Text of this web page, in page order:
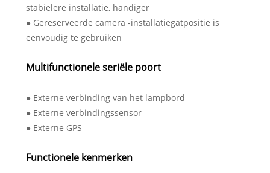
stabielere installatie, handiger
● Gereserveerde camera -installatiegatpositie is
eenvoudig te gebruiken
Multifunctionele seriële poort
● Externe verbinding van het lampbord
● Externe verbindingssensor
● Externe GPS
Functionele kenmerken